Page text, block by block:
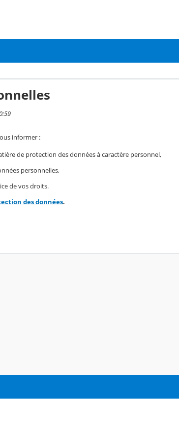
informer :
de protection des données à caractère personnel,
personnelles,
de vos droits.
des données.